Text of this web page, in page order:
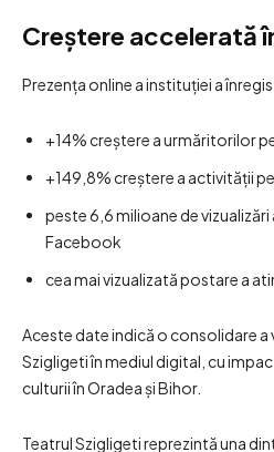
Creștere accelerată
Prezența online a instituției a
+14% creștere a urmăritorilor
+149,8% creștere a activității
peste 6,6 milioane de vizualizări
Facebook
cea mai vizualizată postare a
Aceste date indică o consolidare a
Szigligeti în mediul digital, cu
culturii în Oradea și Bihor.
Teatrul Szigligeti reprezintă una